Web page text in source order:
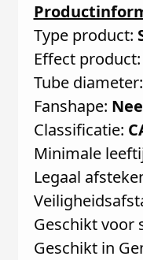
Type product:
Effect product:
Tube diameter:
Fanshape: Nee
Classificatie:
Minimale
Legaal
Geschikt voor
Geschikt in